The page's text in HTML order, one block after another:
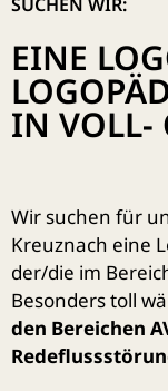
EINE
IN VOLL-
Wir suchen für
Kreuznach eine
der/die im
Besonders toll
den Bereichen